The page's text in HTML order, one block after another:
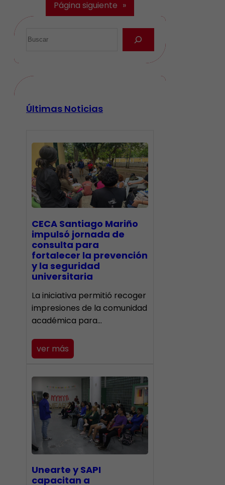
Página siguiente »
Últimas Noticias
CECA Santiago Mariño
impulsó jornada de
consulta para
fortalecer la prevención
y la seguridad
universitaria
La iniciativa permitió recoger
impresiones de la comunidad
académica para…
ver más
Unearte y SAPI
capacitan a